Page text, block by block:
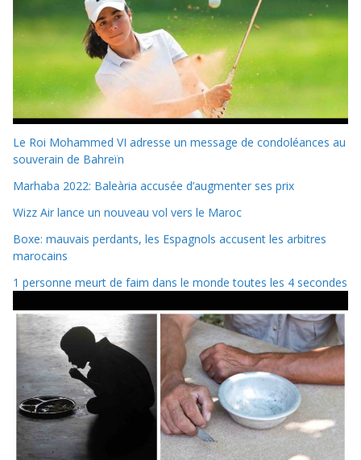
Le Roi Mohammed VI adresse un message de condoléances au
souverain de Bahreïn
Marhaba 2022: Baleària accusée d’augmenter ses prix
Wizz Air lance un nouveau vol vers le Maroc
Boxe: mauvais perdants, les Espagnols accusent les arbitres
marocains
1 personne meurt de faim dans le monde toutes les 4 secondes